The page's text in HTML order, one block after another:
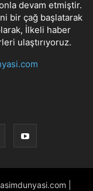
devam etmiştir.
bir çağ başlatarak
İlkeli haber
ulaştırıyoruz.
|